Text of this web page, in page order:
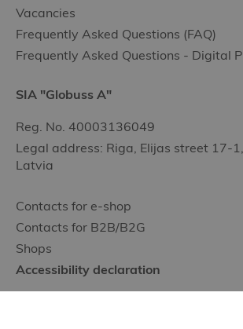
Vacancies
Frequently Asked Questions (FAQ)
Frequently Asked Questions - Digital
SIA "Globuss A"
Reg. No. 40003136049
Legal address: Riga, Elijas street 17-
Latvia
Contacts for e-shop
Contacts for B2B/B2G
Shops
Accessibility declaration